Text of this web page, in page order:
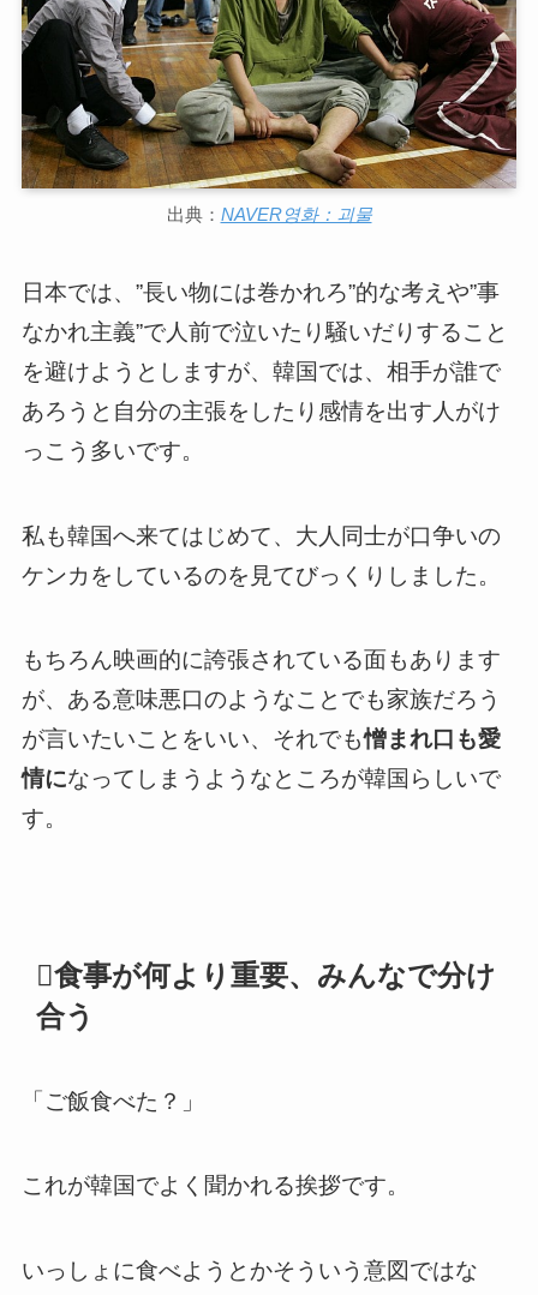
出典： NAVER영화：괴물
日本では、”長い物には巻かれろ”的な考えや”事
なかれ主義”で人前で泣いたり騒いだりすること
を避けようとしますが、韓国では、相手が誰で
あろうと自分の主張をしたり感情を出す人がけ
っこう多いです。
私も韓国へ来てはじめて、大人同士が口争いの
ケンカをしているのを見てびっくりしました。
もちろん映画的に誇張されている面もあります
が、ある意味悪口のようなことでも家族だろう
が言いたいことをいい、それでも憎まれ口も愛
情になってしまうようなところが韓国らしいで
す。
食事が何より重要、みんなで分け
合う
「ご飯食べた？」
これが韓国でよく聞かれる挨拶です。
いっしょに食べようとかそういう意図ではな